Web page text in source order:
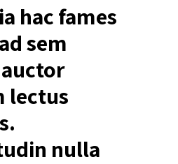
hac fames
sem
lectus
nulla